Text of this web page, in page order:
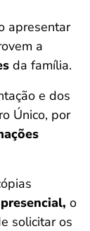
apresentar
a
da família.
e dos
Único, por
o
solicitar os